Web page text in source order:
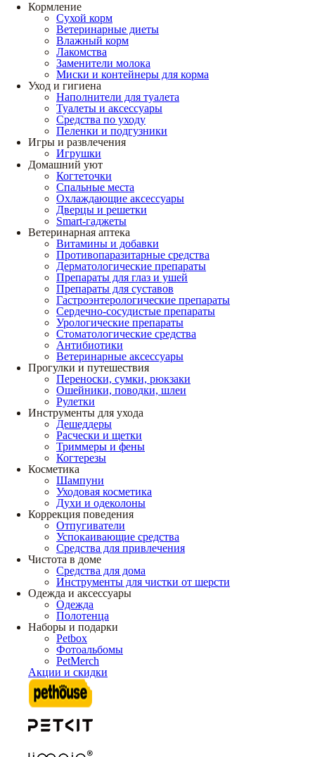
Кормление
Сухой корм
Ветеринарные диеты
Влажный корм
Лакомства
Заменители молока
Миски и контейнеры для корма
Уход и гигиена
Наполнители для туалета
Туалеты и аксессуары
Средства по уходу
Пеленки и подгузники
Игры и развлечения
Игрушки
Домашний уют
Когтеточки
Спальные места
Охлаждающие аксессуары
Дверцы и решетки
Smart-гаджеты
Ветеринарная аптека
Витамины и добавки
Противопаразитарные средства
Дерматологические препараты
Препараты для глаз и ушей
Препараты для суставов
Гастроэнтерологические препараты
Сердечно-сосудистые препараты
Урологические препараты
Стоматологические средства
Антибиотики
Ветеринарные аксессуары
Прогулки и путешествия
Переноски, сумки, рюкзаки
Ошейники, поводки, шлеи
Рулетки
Инструменты для ухода
Дешеддеры
Расчески и щетки
Триммеры и фены
Когтерезы
Косметика
Шампуни
Уходовая косметика
Духи и одеколоны
Коррекция поведения
Отпугиватели
Успокаивающие средства
Средства для привлечения
Чистота в доме
Средства для дома
Инструменты для чистки от шерсти
Одежда и аксессуары
Одежда
Полотенца
Наборы и подарки
Petbox
Фотоальбомы
PetMerch
Акции и скидки